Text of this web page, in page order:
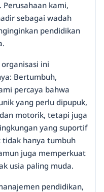
kami,
sebagai wadah
pendidikan
ini
Bertumbuh,
percaya bahwa
yang perlu dipupuk,
motorik, tetapi juga
yang suportif
tidak hanya tumbuh
juga memperkuat
usia paling muda.
pendidikan,